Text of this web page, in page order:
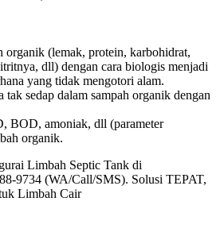
organik (lemak, protein, karbohidrat,
dll) dengan cara biologis menjadi
yang tidak mengotori alam.
tak sedap dalam sampah organik dengan
BOD, amoniak, dll (parameter
organik.